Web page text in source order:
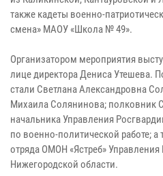
также кадеты военно-
смена» МАОУ «Школа № 49».
Организатором мероприятия
лице директора Дениса Утешева.
стали Светлана Александровна
Михаила Солянинова; полковник
начальника Управления
по военно-политической работе;
отряда ОМОН «Ястреб» Управления
Нижегородской области.